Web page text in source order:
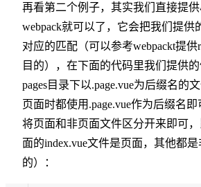
再看第二个例子，其实我们直接提
webpack就可以了，它会把我们提
对应的匹配（可以参考webpackt提供
目的），在下面的代码里我们提供
pages目录下以.page.vue为后缀名的
页面时都使用.page.vue作为后缀名
将页面和非页面文件区分开来即可
面的index.vue文件是页面，其他都
的）：